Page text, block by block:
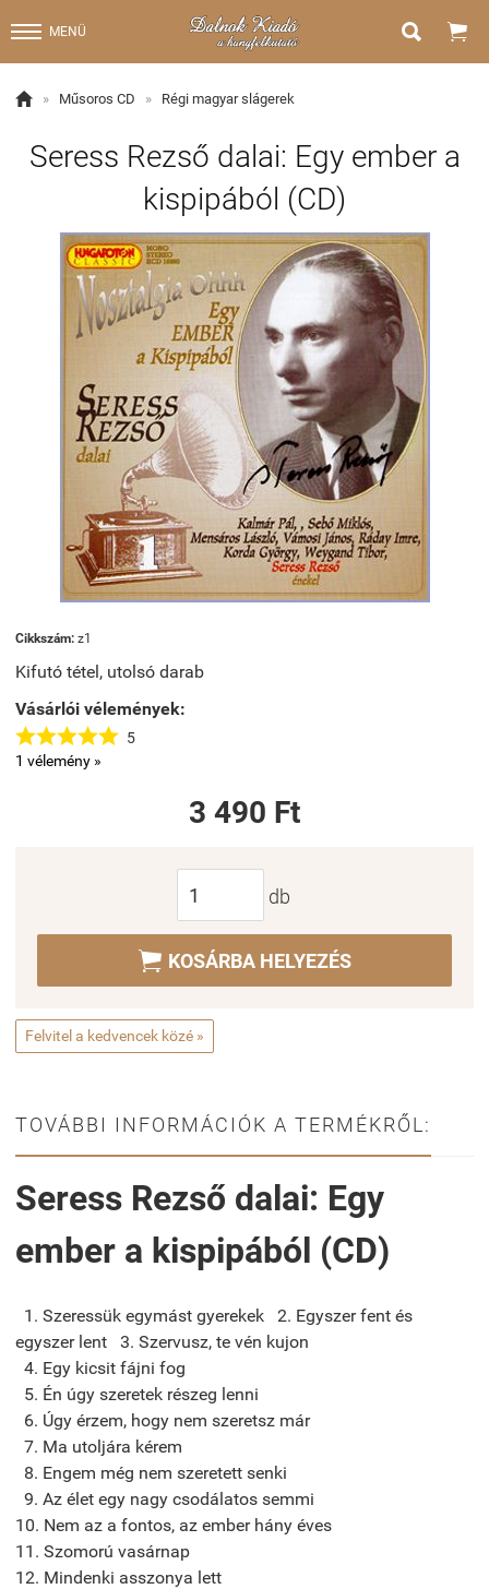
MENÜ  
 » Műsoros CD » Régi magyar slágerek
Seress Rezső dalai: Egy ember a
kispipából (CD)
Cikkszám: z1
Kifutó tétel, utolsó darab
Vásárlói vélemények:
 5
1 vélemény »
3 490 Ft
db
 KOSÁRBA HELYEZÉS
Felvitel a kedvencek közé »
TOVÁBBI INFORMÁCIÓK A TERMÉKRŐL:
Seress Rezső dalai: Egy
ember a kispipából (CD)
1. Szeressük egymást gyerekek 2. Egyszer fent és
egyszer lent 3. Szervusz, te vén kujon
4. Egy kicsit fájni fog
5. Én úgy szeretek részeg lenni
6. Úgy érzem, hogy nem szeretsz már
7. Ma utoljára kérem
8. Engem még nem szeretett senki
9. Az élet egy nagy csodálatos semmi
10. Nem az a fontos, az ember hány éves
11. Szomorú vasárnap
12. Mindenki asszonya lett